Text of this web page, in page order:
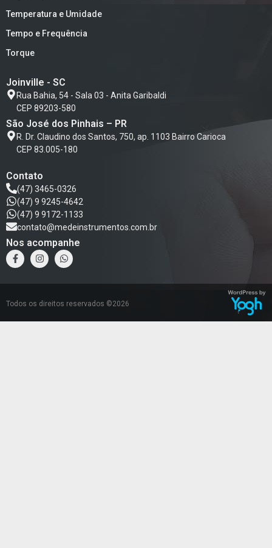
Temperatura e Umidade
Tempo e Frequência
Torque
Joinville - SC
Rua Bahia, 54 - Sala 03 - Anita Garibaldi
CEP 89203-580
São José dos Pinhais – PR
R. Dr. Claudino dos Santos, 750, ap. 1103 Bairro Carioca
CEP 83.005-180
Contato
(47) 3465-0326
(47) 9 9245-4642
(47) 9 9172-1133
contato@medeinstrumentos.com.br
Nos acompanhe
Todos os direitos reservados ©2026